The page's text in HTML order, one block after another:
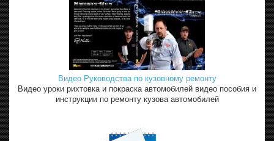
Видео Руководства по кузовному ремонту
Видео уроки рихтовка и покраска автомобилей видео пособия и
инструкции по ремонту кузова автомобилей